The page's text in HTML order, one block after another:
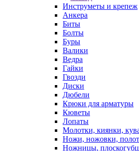
Инструметы и крепеж
Анкера
Биты
Болты
Буры
Валики
Ведра
Гайки
Гвозди
Диски
Дюбели
Крюки для арматуры
Кюветы
Лопаты
Молотки, киянки,
Ножи, ножовки,
Ножницы,